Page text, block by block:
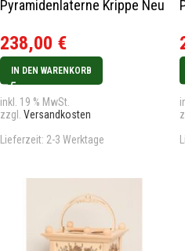
Pyramidenlaterne Krippe Neu
238,00 €
IN DEN WARENKORB
inkl. 19 % MwSt.
zzgl. Versandkosten
Lieferzeit: 2-3 Werktage